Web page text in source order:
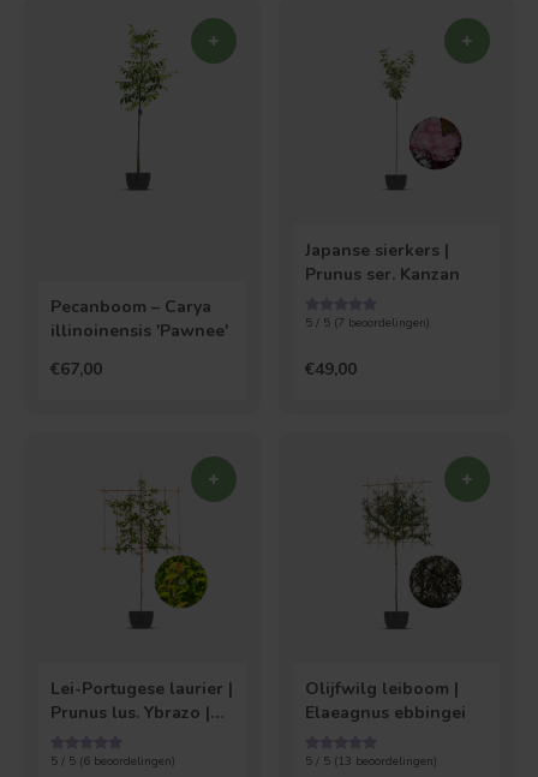
Pecanboom – Carya
illinoinensis 'Pawnee'
€67,00
Japanse sierkers |
Prunus ser. Kanzan
5 / 5 (7 beoordelingen)
€49,00
Lei-Portugese laurier |
Prunus lus. Ybrazo |
5 / 5 (6 beoordelingen)
Olijfwilg leiboom |
Elaeagnus ebbingei
5 / 5 (13 beoordelingen)